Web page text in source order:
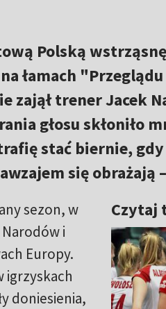
Polską
łamach
zajął trener Jacek
głosu skłoniło
stać biernie,
się obrażają
Czytaj
sezon, w
i
Europy.
igrzyskach
doniesienia,